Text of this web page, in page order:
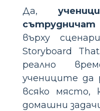
Да,
върху
Storyboard
реално
учениците да
всяко място,
домашни